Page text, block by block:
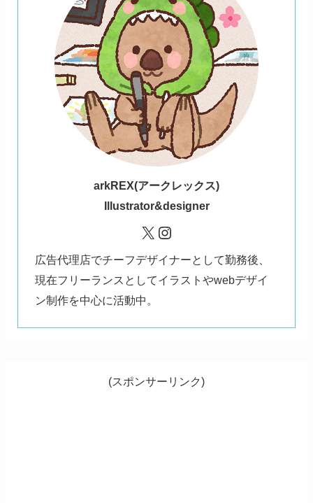
arkREX(アークレックス)
Illustrator&designer
X Instagram
広告代理店でチーフデザイナーとして勤務後、
現在フリーランスとしてイラストやwebデザイ
ン制作を中心に活動中。
(スポンサーリンク)